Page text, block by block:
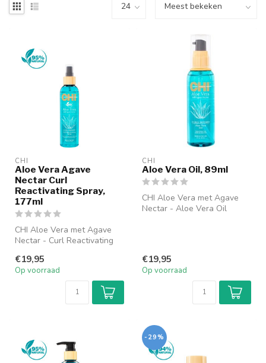
CHI
Aloe Vera Agave
Nectar Curl
Reactivating Spray,
177ml
CHI Aloe Vera met Agave
Nectar - Curl Reactivating
en...
€19,95
Op voorraad
CHI
Aloe Vera Oil, 89ml
CHI Aloe Vera met Agave
Nectar - Aloe Vera Oil
€19,95
Op voorraad
-29%